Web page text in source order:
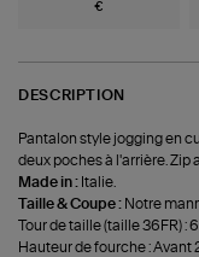
€
DESCRIPTION
Pantalon style jogging en
deux poches à l'arrière. Zip
Made in : Italie.
Taille & Coupe : Notre
Tour de taille (taille 36FR) :
Hauteur de fourche : Avant